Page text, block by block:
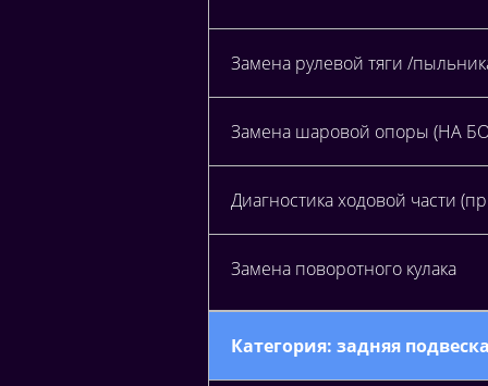
Замена рулевой тяги /
Замена шаровой опоры (НА
Диагностика ходовой части
Замена поворотного кулака
Категория: задняя